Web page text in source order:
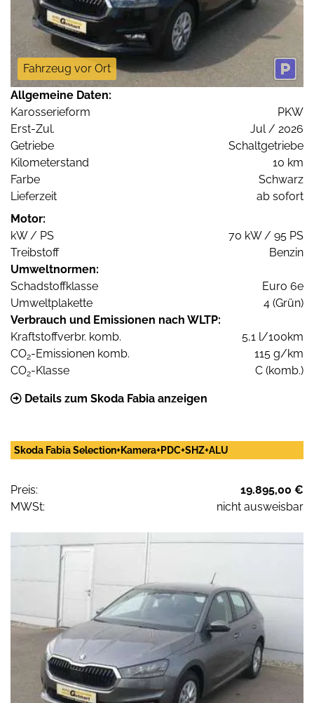
Fahrzeug vor Ort
Allgemeine Daten:
Karosserieform
PKW
Erst-Zul.
Jul / 2026
Getriebe
Schaltgetriebe
Kilometerstand
10 km
Farbe
Schwarz
Lieferzeit
ab sofort
Motor:
kW / PS
70 kW / 95 PS
Treibstoff
Benzin
Umweltnormen:
Schadstoffklasse
Euro 6e
Umweltplakette
4 (Grün)
Verbrauch und Emissionen nach WLTP:
Kraftstoffverbr. komb.
5,1 l/100km
CO2-Emissionen komb.
115 g/km
CO2-Klasse C (komb.)
Details zum Skoda Fabia anzeigen
Skoda Fabia Selection+Kamera+PDC+SHZ+ALU
Preis:
19.895,00 €
MWSt:
nicht ausweisbar